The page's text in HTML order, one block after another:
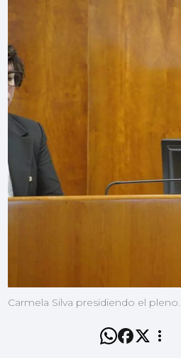
Carmela Silva presidiendo el pleno.